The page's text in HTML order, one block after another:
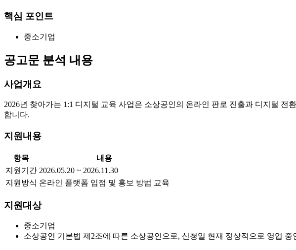
핵심 포인트
중소기업
공고문 분석 내용
사업개요
2026년 찾아가는 1:1 디지털 교육 사업은 소상공인의 온라인 판로 진출과 디지털
합니다.
지원내용
항목
내용
지원기간 2026.05.20 ~ 2026.11.30
지원방식 온라인 플랫폼 입점 및 홍보 방법 교육
지원대상
중소기업
소상공인 기본법 제2조에 따른 소상공인으로, 신청일 현재 정상적으로 영업 중